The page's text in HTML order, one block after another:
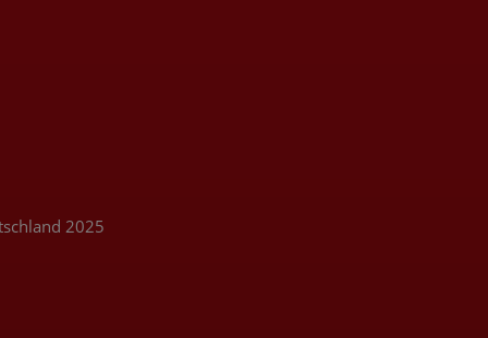
2025